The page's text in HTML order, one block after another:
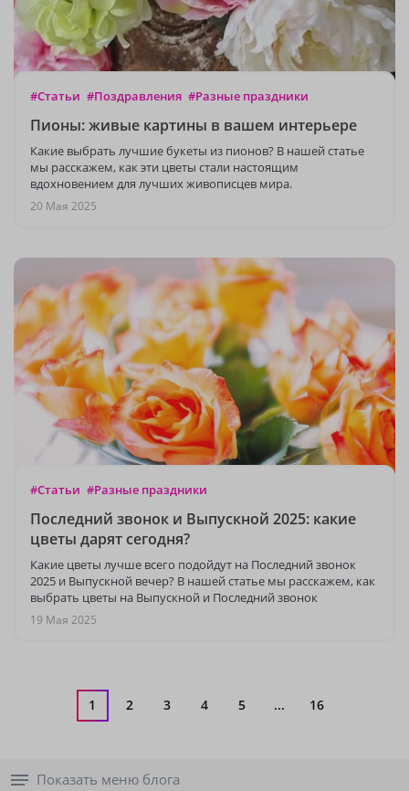
#Статьи #Поздравления #Разные праздники
Пионы: живые картины в вашем интерьере
Какие выбрать лучшие букеты из пионов? В нашей статье
мы расскажем, как эти цветы стали настоящим
вдохновением для лучших живописцев мира.
20 Мая 2025
#Статьи #Разные праздники
Последний звонок и Выпускной 2025: какие
цветы дарят сегодня?
Какие цветы лучше всего подойдут на Последний звонок
2025 и Выпускной вечер? В нашей статье мы расскажем, как
выбрать цветы на Выпускной и Последний звонок
19 Мая 2025
1 2 3 4 5 ... 16
Показать меню блога